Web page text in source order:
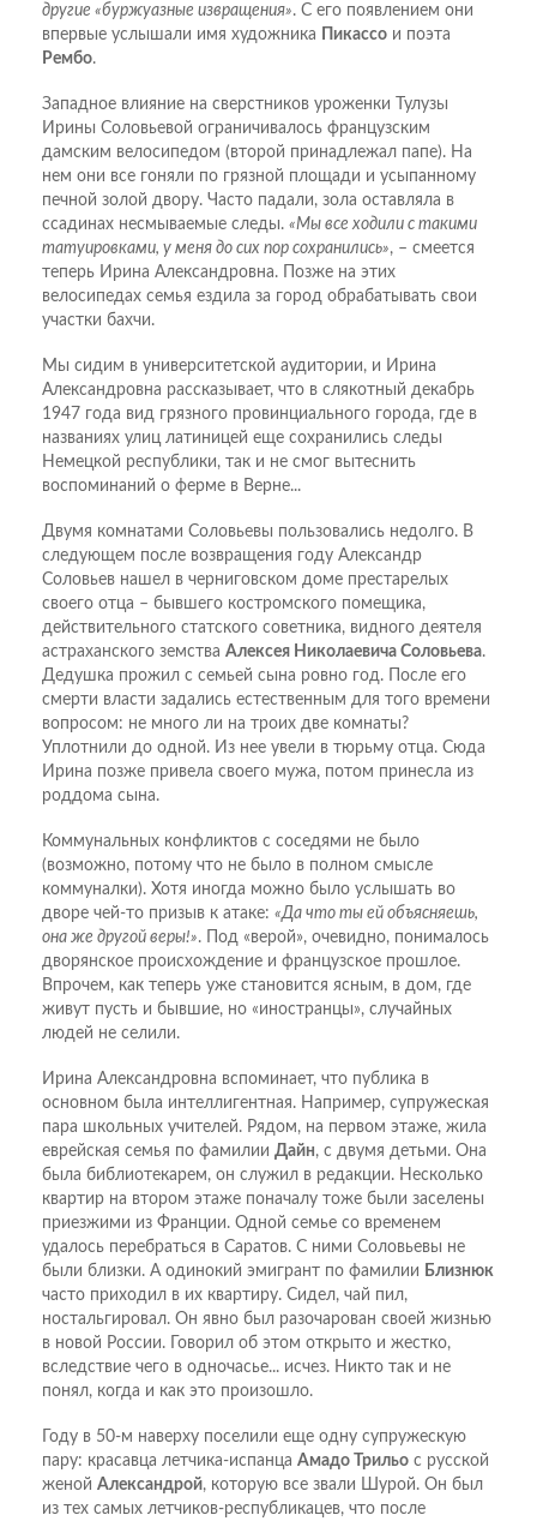
другие «буржуазные извращения». С его появлением они
впервые услышали имя художника Пикассо и поэта
Рембо.
Западное влияние на сверстников уроженки Тулузы
Ирины Соловьевой ограничивалось французским
дамским велосипедом (второй принадлежал папе). На
нем они все гоняли по грязной площади и усыпанному
печной золой двору. Часто падали, зола оставляла в
ссадинах несмываемые следы. «Мы все ходили с такими
татуировками, у меня до сих пор сохранились», – смеется
теперь Ирина Александровна. Позже на этих
велосипедах семья ездила за город обрабатывать свои
участки бахчи.
Мы сидим в университетской аудитории, и Ирина
Александровна рассказывает, что в слякотный декабрь
1947 года вид грязного провинциального города, где в
названиях улиц латиницей еще сохранились следы
Немецкой республики, так и не смог вытеснить
воспоминаний о ферме в Верне...
Двумя комнатами Соловьевы пользовались недолго. В
следующем после возвращения году Александр
Соловьев нашел в черниговском доме престарелых
своего отца – бывшего костромского помещика,
действительного статского советника, видного деятеля
астраханского земства Алексея Николаевича Соловьева.
Дедушка прожил с семьей сына ровно год. После его
смерти власти задались естественным для того времени
вопросом: не много ли на троих две комнаты?
Уплотнили до одной. Из нее увели в тюрьму отца. Сюда
Ирина позже привела своего мужа, потом принесла из
роддома сына.
Коммунальных конфликтов с соседями не было
(возможно, потому что не было в полном смысле
коммуналки). Хотя иногда можно было услышать во
дворе чей-то призыв к атаке: «Да что ты ей объясняешь,
она же другой веры!». Под «верой», очевидно, понималось
дворянское происхождение и французское прошлое.
Впрочем, как теперь уже становится ясным, в дом, где
живут пусть и бывшие, но «иностранцы», случайных
людей не селили.
Ирина Александровна вспоминает, что публика в
основном была интеллигентная. Например, супружеская
пара школьных учителей. Рядом, на первом этаже, жила
еврейская семья по фамилии Дайн, с двумя детьми. Она
была библиотекарем, он служил в редакции. Несколько
квартир на втором этаже поначалу тоже были заселены
приезжими из Франции. Одной семье со временем
удалось перебраться в Саратов. С ними Соловьевы не
были близки. А одинокий эмигрант по фамилии Близнюк
часто приходил в их квартиру. Сидел, чай пил,
ностальгировал. Он явно был разочарован своей жизнью
в новой России. Говорил об этом открыто и жестко,
вследствие чего в одночасье... исчез. Никто так и не
понял, когда и как это произошло.
Году в 50-м наверху поселили еще одну супружескую
пару: красавца летчика-испанца Амадо Трильо с русской
женой Александрой, которую все звали Шурой. Он был
из тех самых летчиков-республикацев, что после